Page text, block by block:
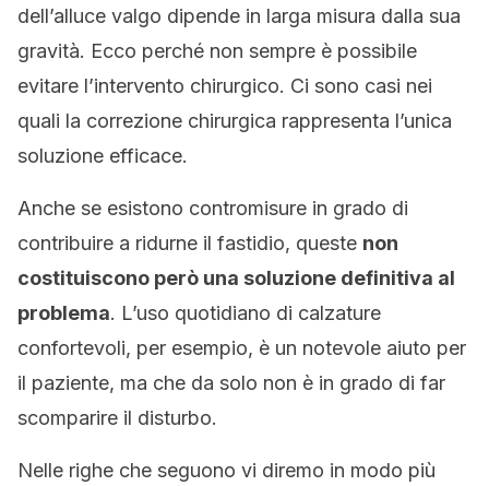
dell’alluce valgo dipende in larga misura dalla sua
gravità. Ecco perché non sempre è possibile
evitare l’intervento chirurgico. Ci sono casi nei
quali la correzione chirurgica rappresenta l’unica
soluzione efficace.
Anche se esistono contromisure in grado di
contribuire a ridurne il fastidio, queste non
costituiscono però una soluzione definitiva al
problema. L’uso quotidiano di calzature
confortevoli, per esempio, è un notevole aiuto per
il paziente, ma che da solo non è in grado di far
scomparire il disturbo.
Nelle righe che seguono vi diremo in modo più